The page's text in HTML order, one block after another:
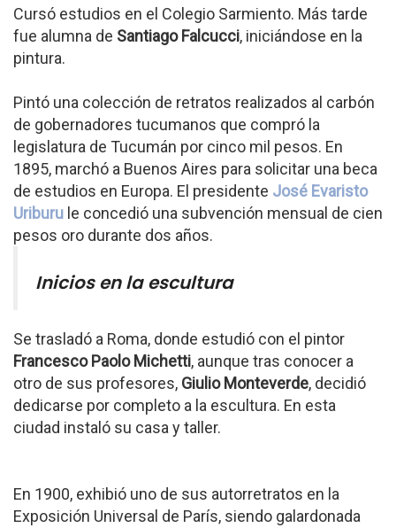
Cursó estudios en el Colegio Sarmiento. Más tarde
fue alumna de Santiago Falcucci, iniciándose en la
pintura.
Pintó una colección de retratos realizados al carbón
de gobernadores tucumanos que compró la
legislatura de Tucumán por cinco mil pesos. En
1895, marchó a Buenos Aires para solicitar una beca
de estudios en Europa. El presidente José Evaristo
Uriburu le concedió una subvención mensual de cien
pesos oro durante dos años.
Inicios en la escultura
Se trasladó a Roma, donde estudió con el pintor
Francesco Paolo Michetti, aunque tras conocer a
otro de sus profesores, Giulio Monteverde, decidió
dedicarse por completo a la escultura. En esta
ciudad instaló su casa y taller.
En 1900, exhibió uno de sus autorretratos en la
Exposición Universal de París, siendo galardonada